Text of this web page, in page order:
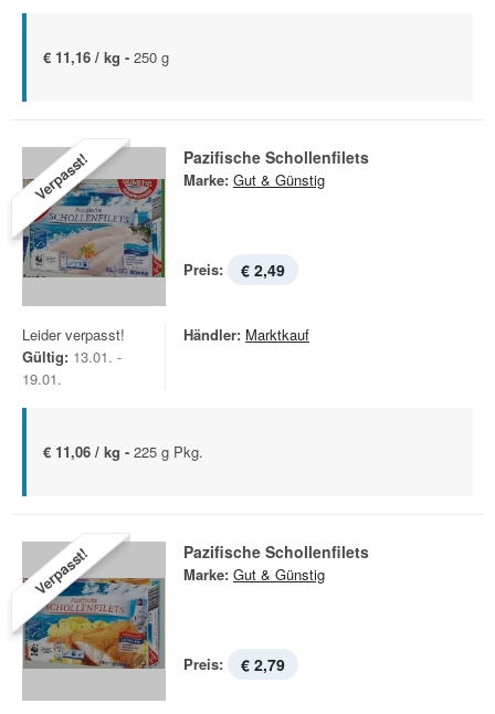
€ 11,16 / kg - 250 g
Verpasst! Pazifische Schollenfilets
Marke: Gut & Günstig
Preis: € 2,49
Leider verpasst!
Gültig: 13.01. -
19.01.
Händler: Marktkauf
€ 11,06 / kg - 225 g Pkg.
Verpasst! Pazifische Schollenfilets
Marke: Gut & Günstig
Preis: € 2,79